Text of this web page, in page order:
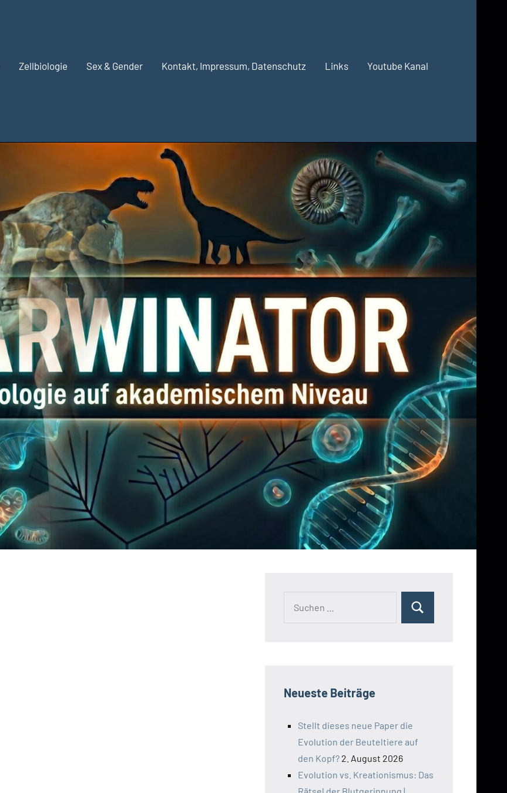
Zellbiologie Sex & Gender Kontakt, Impressum, Datenschutz Links Youtube Kanal
Suchen
Neueste Beiträge
Stellt dieses neue Paper die
Evolution der Beuteltiere auf
den Kopf? 2. August 2026
Evolution vs. Kreationismus: Das
Rätsel der Blutgerinnung |